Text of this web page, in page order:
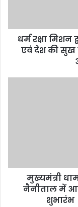
धर्म रक्षा
एवं देश की सुख
मुख्यमंत्री
नैनीताल में
शुभारंभ